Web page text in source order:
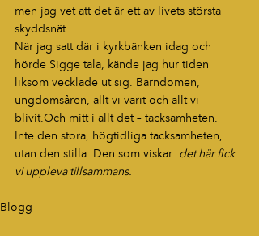
men jag vet att det är ett av livets största
skyddsnät.
När jag satt där i kyrkbänken idag och
hörde Sigge tala, kände jag hur tiden
liksom vecklade ut sig. Barndomen,
ungdomsåren, allt vi varit och allt vi
blivit.Och mitt i allt det – tacksamheten.
Inte den stora, högtidliga tacksamheten,
utan den stilla. Den som viskar: det här fick
vi uppleva tillsammans.
Blogg